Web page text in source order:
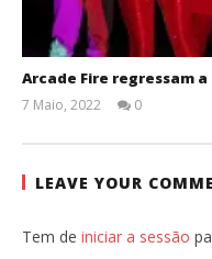
Arcade Fire regressam a
7 Maio, 2022
Ventura
0
LEAVE YOUR
Tem de iniciar a sessão